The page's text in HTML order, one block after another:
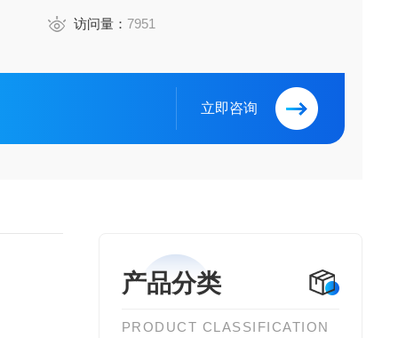
访问量： 7951
立即咨询
产品分类
PRODUCT CLASSIFICATION